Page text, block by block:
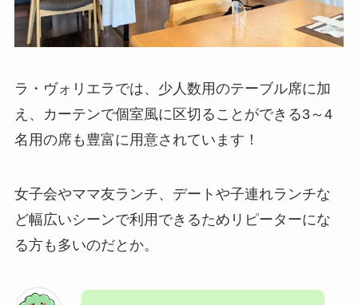
ラ・ヴォリエラでは、少人数用のテーブル席に加
え、カーテンで個室風に区切ることができる3～4
名用の席も豊富に用意されています！
女子会やママ友ランチ、デートや子連れランチな
ど幅広いシーンで利用できるためリピーターにな
る方も多いのだとか。